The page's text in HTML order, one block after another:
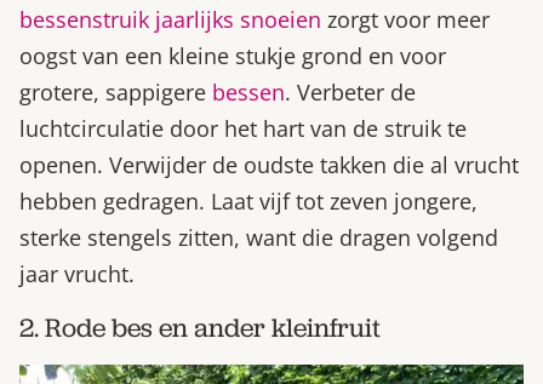
bessenstruik jaarlijks snoeien zorgt voor meer
oogst van een kleine stukje grond en voor
grotere, sappigere bessen. Verbeter de
luchtcirculatie door het hart van de struik te
openen. Verwijder de oudste takken die al vrucht
hebben gedragen. Laat vijf tot zeven jongere,
sterke stengels zitten, want die dragen volgend
jaar vrucht.
2. Rode bes en ander kleinfruit